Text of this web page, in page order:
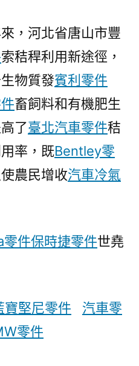
展
門
戶〉
，河北省唐山市豐
索秸稈利用新途徑，
物質發賓利零件
畜飼料和有機肥生
了臺北汽車零件秸
率，既Bentley零
農民增收汽車冷氣
零件保時捷零件世堯
寶堅尼零件
汽車零
零件